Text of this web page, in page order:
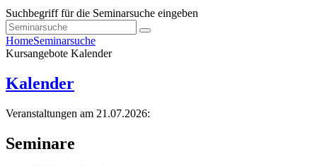
Suchbegriff für die Seminarsuche eingeben
HomeSeminarsuche
Kursangebote Kalender
Kalender
Veranstaltungen am 21.07.2026:
Seminare